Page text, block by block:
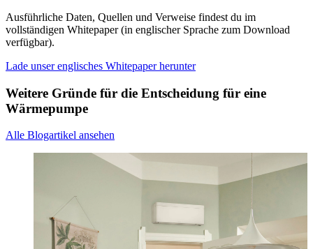
Ausführliche Daten, Quellen und Verweise findest du im
vollständigen Whitepaper (in englischer Sprache zum Download
verfügbar).
Lade unser englisches Whitepaper herunter
Weitere Gründe für die Entscheidung für eine
Wärmepumpe
Alle Blogartikel ansehen